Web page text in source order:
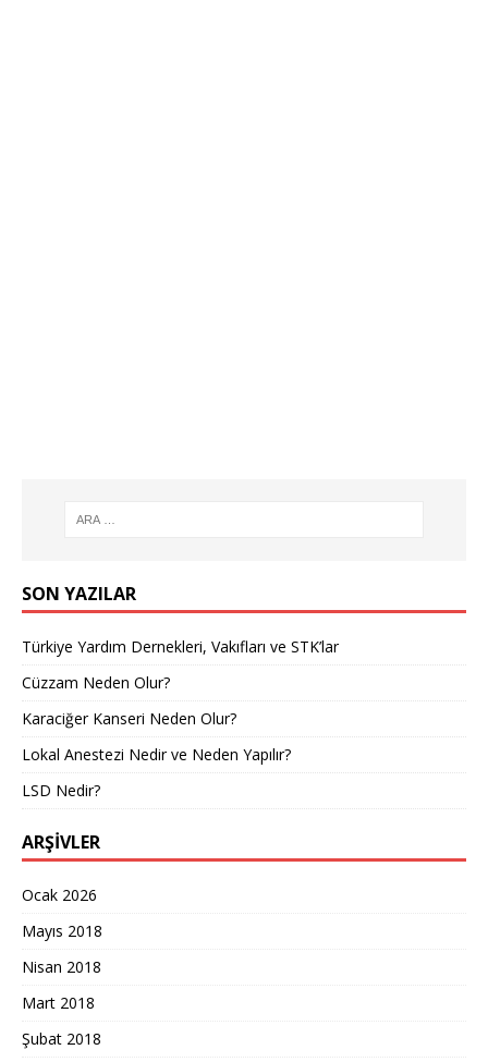
SON YAZILAR
Türkiye Yardım Dernekleri, Vakıfları ve STK’lar
Cüzzam Neden Olur?
Karaciğer Kanseri Neden Olur?
Lokal Anestezi Nedir ve Neden Yapılır?
LSD Nedir?
ARŞIVLER
Ocak 2026
Mayıs 2018
Nisan 2018
Mart 2018
Şubat 2018